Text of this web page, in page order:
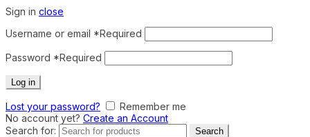
Sign in close
Username or email *Required
Password *Required
Log in
Lost your password?
Remember me
No account yet? Create an Account
Search for:
Search